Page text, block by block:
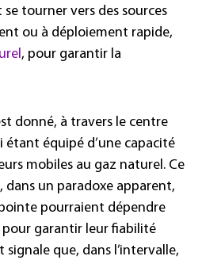
tourner vers des sources
ou à déploiement rapide,
, pour garantir la
donné, à travers le centre
étant équipé d’une capacité
mobiles au gaz naturel. Ce
un paradoxe apparent,
pourraient dépendre
pour garantir leur fiabilité
que, dans l’intervalle,